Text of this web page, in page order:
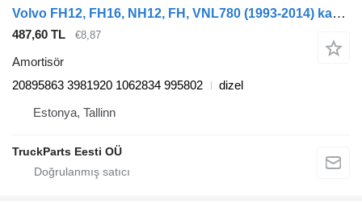
Volvo FH12, FH16, NH12, FH, VNL780 (1993-2014) kamyon için Volvo FH12 2-seeria (01.02-) 20895863 amortisör
487,60 TL €8,87
Amortisör
20895863 3981920 1062834 995802
dizel
Estonya, Tallinn
TruckParts Eesti OÜ